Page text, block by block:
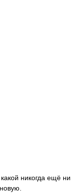
никогда ещё ни